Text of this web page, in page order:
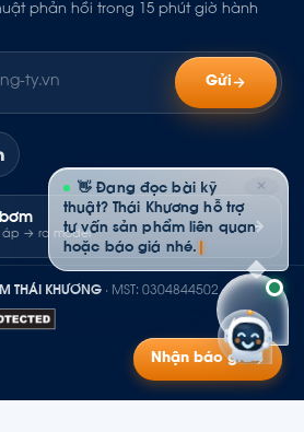
phản hồi trong 15 phút giờ hành
Gửi
áp → ra model
THÁI KHƯƠNG · MST: 0304844502
Nhận báo giá
✕
👋 Đang đọc bài kỹ
thuật? Thái Khương hỗ trợ
tư vấn sản phẩm liên quan
hoặc báo giá nhé.